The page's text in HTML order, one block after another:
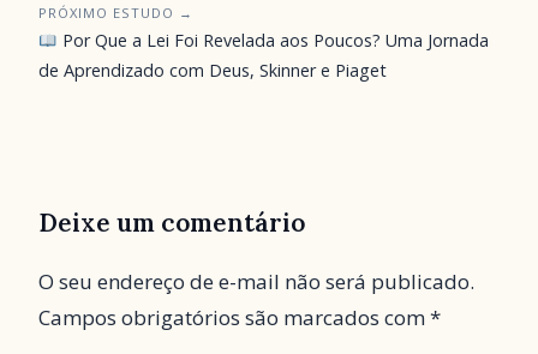
PRÓXIMO ESTUDO →
Por Que a Lei Foi Revelada aos Poucos? Uma Jornada
de Aprendizado com Deus, Skinner e Piaget
Deixe um comentário
O seu endereço de e-mail não será publicado.
Campos obrigatórios são marcados com*